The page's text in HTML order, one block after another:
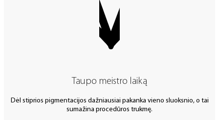
Taupo meistro laiką
Dėl stiprios pigmentacijos dažniausiai pakanka vieno sluoksnio, o tai
sumažina procedūros trukmę.